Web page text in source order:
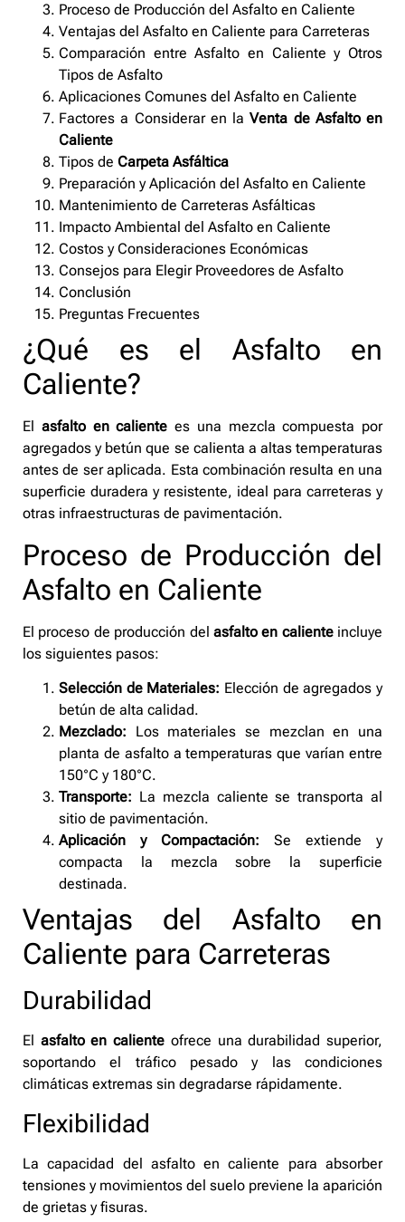
Proceso de Producción del Asfalto en Caliente
Ventajas del Asfalto en Caliente para Carreteras
Comparación entre Asfalto en Caliente y Otros
Tipos de Asfalto
Aplicaciones Comunes del Asfalto en Caliente
Factores a Considerar en laVenta de Asfalto en
Caliente
Tipos de Carpeta Asfáltica
Preparación y Aplicación del Asfalto en Caliente
Mantenimiento de Carreteras Asfálticas
Impacto Ambiental del Asfalto en Caliente
Costos y Consideraciones Económicas
Consejos para Elegir Proveedores de Asfalto
Conclusión
Preguntas Frecuentes
¿Qué es el Asfalto en
Caliente?
El asfalto en caliente es una mezcla compuesta por
agregados y betún que se calienta a altas temperaturas
antes de ser aplicada. Esta combinación resulta en una
superficie duradera y resistente, ideal para carreteras y
otras infraestructuras de pavimentación.
Proceso de Producción del
Asfalto en Caliente
El proceso de producción del asfalto en calienteincluye
los siguientes pasos:
Selección de Materiales: Elección de agregados y
betún de alta calidad.
Mezclado: Los materiales se mezclan en una
planta de asfalto a temperaturas que varían entre
150°C y 180°C.
Transporte: La mezcla caliente se transporta al
sitio de pavimentación.
Aplicación y Compactación: Se extiende y
compacta la mezcla sobre la superficie
destinada.
Ventajas del Asfalto en
Caliente para Carreteras
Durabilidad
El asfalto en caliente ofrece una durabilidad superior,
soportando el tráfico pesado y las condiciones
climáticas extremas sin degradarse rápidamente.
Flexibilidad
La capacidad del asfalto en caliente para absorber
tensiones y movimientos del suelo previene la aparición
de grietas y fisuras.